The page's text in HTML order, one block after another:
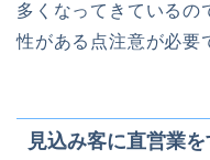
多くなってきているの
性がある点注意が必要
見込み客に直営業を